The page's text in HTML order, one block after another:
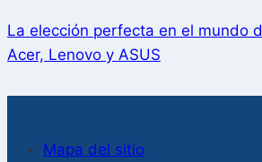
La elección perfecta en el mundo
Acer, Lenovo y ASUS
Mapa del sitio